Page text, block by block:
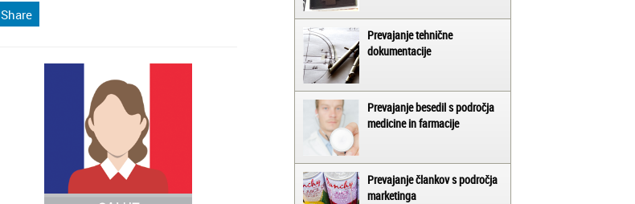
Share
Prevajanje tehnične
dokumentacije
Prevajanje besedil s področja
medicine in farmacije
Prevajanje člankov s področja
marketinga